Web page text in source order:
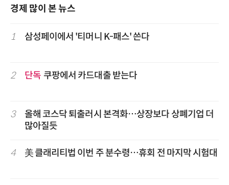
경제 많이 본 뉴스
1 삼성페이에서 '티머니 K-패스' 쓴다
2 단독 쿠팡에서 카드대출 받는다
3
올해 코스닥 퇴출러시 본격화…상장보다 상폐기업 더
많아질듯
4 美 클래리티법 이번 주 분수령…휴회 전 마지막 시험대